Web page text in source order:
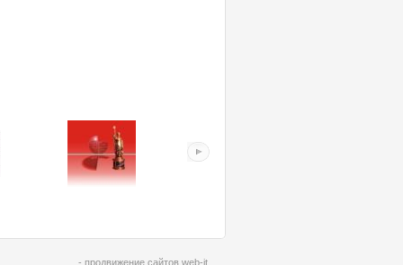
- продвижение сайтов web-it